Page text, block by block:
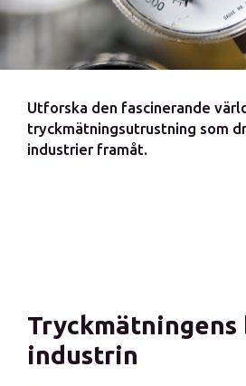
Utforska den fascinerande
tryckmätningsutrustning som
industrier framåt.
Tryckmätningens
industrin